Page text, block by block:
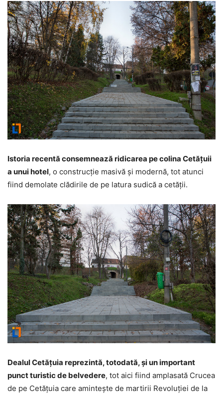
Istoria recentă consemnează ridicarea pe colina Cetățuii
a unui hotel, o construcție masivă și modernă, tot atunci
fiind demolate clădirile de pe latura sudică a cetății.
Dealul Cetățuia reprezintă, totodată, și un important
punct turistic de belvedere, tot aici fiind amplasată Crucea
de pe Cetățuia care amintește de martirii Revoluției de la